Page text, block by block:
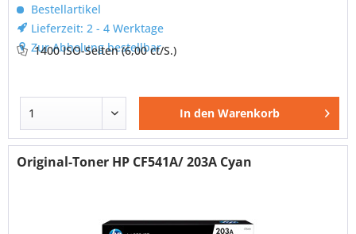
Bestellartikel
Lieferzeit: 2 - 4 Werktage
Zur Abholung bestellbar
1400 ISO-Seiten(6,00 ct/S.)
In den Warenkorb
Original-Toner HP CF541A/ 203A Cyan